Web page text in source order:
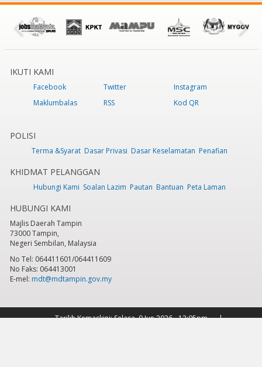
IKUTI KAMI
Facebook Twitter
Instagram
Maklumbalas
RSS Kod QR
POLISI
Terma &Syarat Dasar Privasi Dasar Keselamatan Penafian
KHIDMAT PELANGGAN
Hubungi Kami Soalan Lazim Pautan Bantuan Peta Laman
HUBUNGI KAMI
Majlis Daerah Tampin
73000 Tampin,
Negeri Sembilan, Malaysia
No Tel: 064411601/064411609
No Faks: 064413001
E-mel: mdt@mdtampin.gov.my
Tarikh Kemaskini:Selasa, 9 Jun 2026 - 12:05pm